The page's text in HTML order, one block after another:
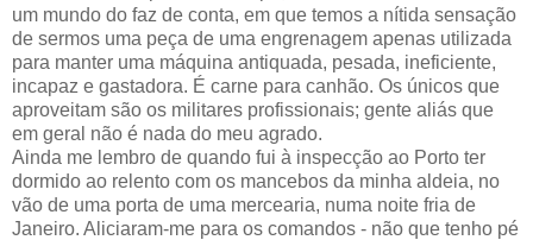
um mundo do faz de conta, em que temos a nítida sensação
de sermos uma peça de uma engrenagem apenas utilizada
para manter uma máquina antiquada, pesada, ineficiente,
incapaz e gastadora. É carne para canhão. Os únicos que
aproveitam são os militares profissionais; gente aliás que
em geral não é nada do meu agrado.
Ainda me lembro de quando fui à inspecção ao Porto ter
dormido ao relento com os mancebos da minha aldeia, no
vão de uma porta de uma mercearia, numa noite fria de
Janeiro. Aliciaram-me para os comandos - não que tenho pé